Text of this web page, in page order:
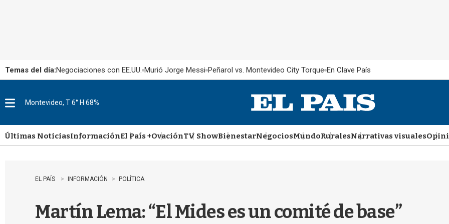
Temas del día:Negociaciones con EE.UU. Murió Jorge Messi Peñarol vs. Montevideo City Torque En Clave País
u
Montevideo, T 6° H 68%
Últimas NoticiasInformaciónEl País +OvaciónTV ShowBienestarNegociosMundoRuralesNarrativas visuales
EL PAÍS INFORMACIÓN POLÍTICA
Martín Lema: “El Mides es un comité de base”